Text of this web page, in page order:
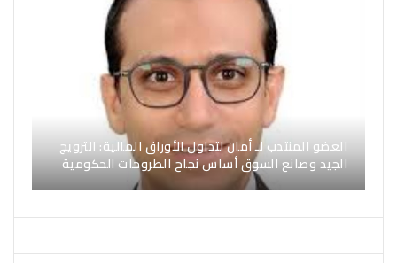
العضو المنتدب لـ أمان لتداول الأوراق المالية: الترويج
الجيد وصانع السوق أساس نجاح الطروحات الحكومية